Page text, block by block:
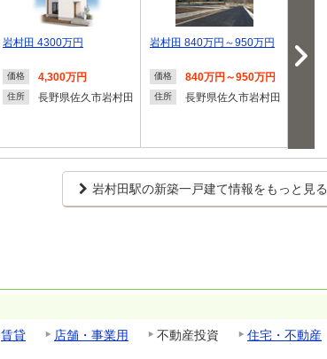
岩村田 4300万円
価格 4,300万円
住所 長野県佐久市岩村田
岩村田 840万円～950万円
価格 840万円～950万円
住所 長野県佐久市岩村田
万円
岩村田駅の新築一戸建て情報をもっと見る
賃貸 店舗・事業用 不動産投資
住宅・不動産